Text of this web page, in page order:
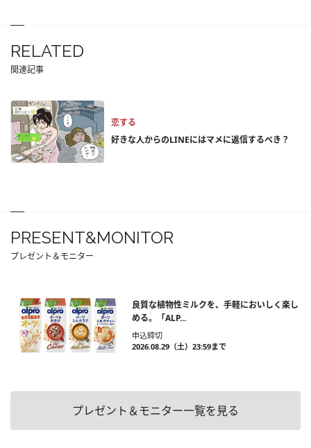
RELATED
関連記事
恋する
好きな人からのLINEにはマメに返信するべき？
PRESENT&MONITOR
プレゼント＆モニター
良質な植物性ミルクを、手軽においしく楽し
める。「ALP...
申込締切
2026.08.29（土）23:59まで
プレゼント＆モニター一覧を見る